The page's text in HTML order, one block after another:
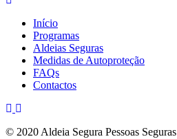
Início
Programas
Aldeias Seguras
Medidas de Autoproteção
FAQs
Contactos
© 2020 Aldeia Segura Pessoas Seguras